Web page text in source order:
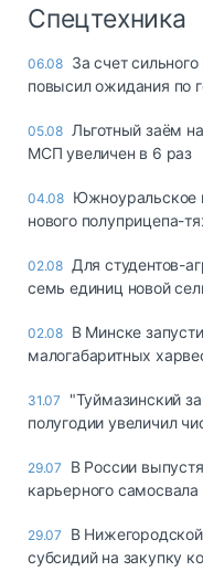
Спецтехника
06.08 За счет
повысил ожидания по
05.08 Льготный заём
МСП увеличен в 6 раз
04.08 Южноуральское
нового полуприцепа-
02.08 Для студентов-
семь единиц новой
02.08 В Минске
малогабаритных
31.07
"Туймазинский
полугодии увеличил
29.07
В России
карьерного
29.07
В
субсидий на закупку